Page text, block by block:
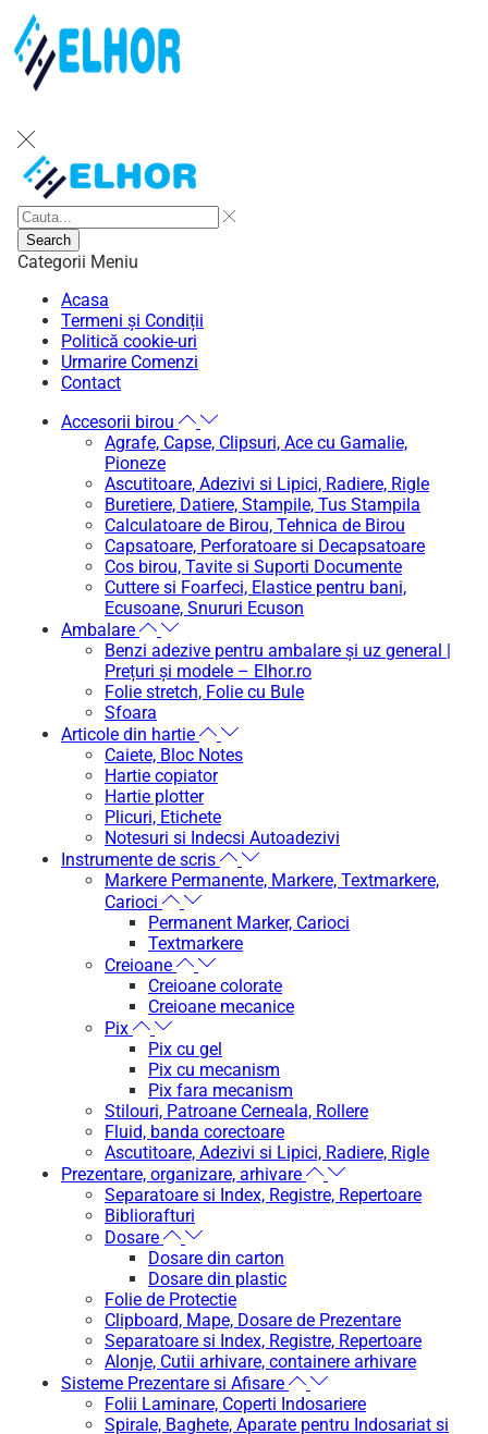
Search
Categorii Meniu
Acasa
Termeni și Condiții
Politică cookie-uri
Urmarire Comenzi
Contact
Accesorii birou
Agrafe, Capse, Clipsuri, Ace cu Gamalie,
Pioneze
Ascutitoare, Adezivi si Lipici, Radiere, Rigle
Buretiere, Datiere, Stampile, Tus Stampila
Calculatoare de Birou, Tehnica de Birou
Capsatoare, Perforatoare si Decapsatoare
Cos birou, Tavite si Suporti Documente
Cuttere si Foarfeci, Elastice pentru bani,
Ecusoane, Snururi Ecuson
Ambalare
Benzi adezive pentru ambalare și uz general |
Prețuri și modele – Elhor.ro
Folie stretch, Folie cu Bule
Sfoara
Articole din hartie
Caiete, Bloc Notes
Hartie copiator
Hartie plotter
Plicuri, Etichete
Notesuri si Indecsi Autoadezivi
Instrumente de scris
Markere Permanente, Markere, Textmarkere,
Carioci
Permanent Marker, Carioci
Textmarkere
Creioane
Creioane colorate
Creioane mecanice
Pix
Pix cu gel
Pix cu mecanism
Pix fara mecanism
Stilouri, Patroane Cerneala, Rollere
Fluid, banda corectoare
Ascutitoare, Adezivi si Lipici, Radiere, Rigle
Prezentare, organizare, arhivare
Separatoare si Index, Registre, Repertoare
Bibliorafturi
Dosare
Dosare din carton
Dosare din plastic
Folie de Protectie
Clipboard, Mape, Dosare de Prezentare
Separatoare si Index, Registre, Repertoare
Alonje, Cutii arhivare, containere arhivare
Sisteme Prezentare si Afisare
Folii Laminare, Coperti Indosariere
Spirale, Baghete, Aparate pentru Indosariat si